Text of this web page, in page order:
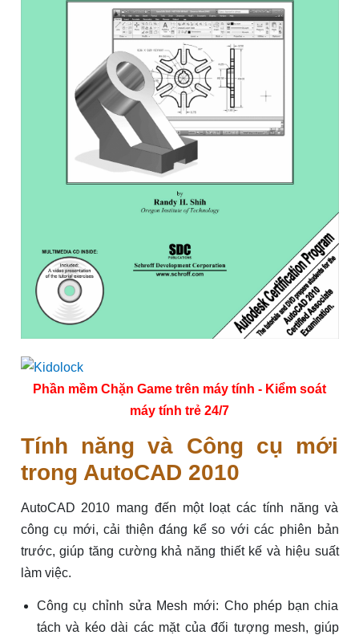
Phần mềm Chặn Game trên máy tính - Kiểm soát
máy tính trẻ 24/7
Tính năng và Công cụ mới
trong AutoCAD 2010
AutoCAD 2010 mang đến một loạt các tính năng và
công cụ mới, cải thiện đáng kể so với các phiên bản
trước, giúp tăng cường khả năng thiết kế và hiệu suất
làm việc.
Công cụ chỉnh sửa Mesh mới: Cho phép bạn chia
tách và kéo dài các mặt của đối tượng mesh, giúp